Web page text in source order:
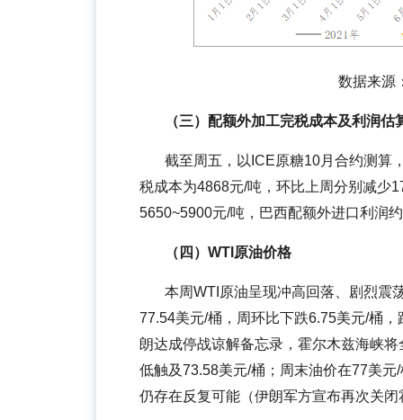
数据来源
（三）配额外加工完税成本及利润估
截至周五，以ICE原糖10月合约测算
税成本为4868元/吨，环比上周分别减少
5650~5900元/吨，巴西配额外进口利润
（四）WTI原油价格
本周WTI原油呈现冲高回落、剧烈震
77.54美元/桶，周环比下跌6.75美元/桶
朗达成停战谅解备忘录，霍尔木兹海峡
低触及73.58美元/桶；周末油价在77美
仍存在反复可能（伊朗军方宣布再次关